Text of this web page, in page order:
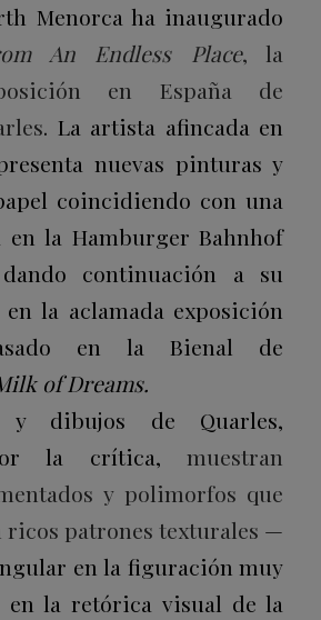
Menorca ha inaugurado
An Endless Place, la
en España de
. La artista afincada en
nuevas pinturas y
coincidiendo con una
en la Hamburger Bahnhof
continuación a su
la aclamada exposición
en la Bienal de
of Dreams.
y dibujos de Quarles,
la crítica,muestran
y polimorfos que
ricos patrones texturales —
en la figuración muy
en la retórica visual de la